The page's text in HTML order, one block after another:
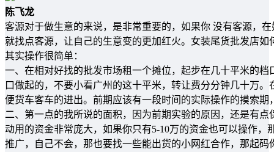
陈飞龙
客源对于做生意的来说，是非常重要的，如果你 没有客源，
就找点客源，让自己的生意变的更加红火。女装尾货批发店
其实操作很简单：
一、在相对好找的批发市场租一个摊位，起步在几十平米的
口做起的，不要小看广州的这十平米，转让费分分钟几十万
便货车客车的进出。前期应该有一段时间的实际操作的摸索
二、第一点的我所说的面积，因为前期实验的原因，还是有
动用的资金非常庞大，如果你只有5-10万的资金也可以操作
推广，自己不会，那也要找一些能出货的小网红合作，那起